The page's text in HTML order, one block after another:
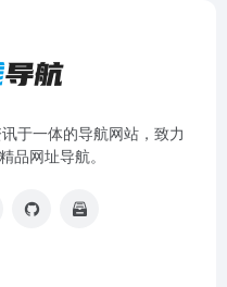
于一体的导航网站，致力
品网址导航。